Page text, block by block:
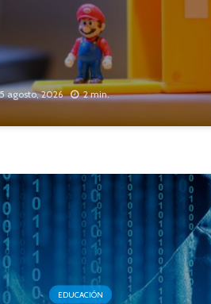
5 agosto, 2026 2 min.
EDUCACIÓN